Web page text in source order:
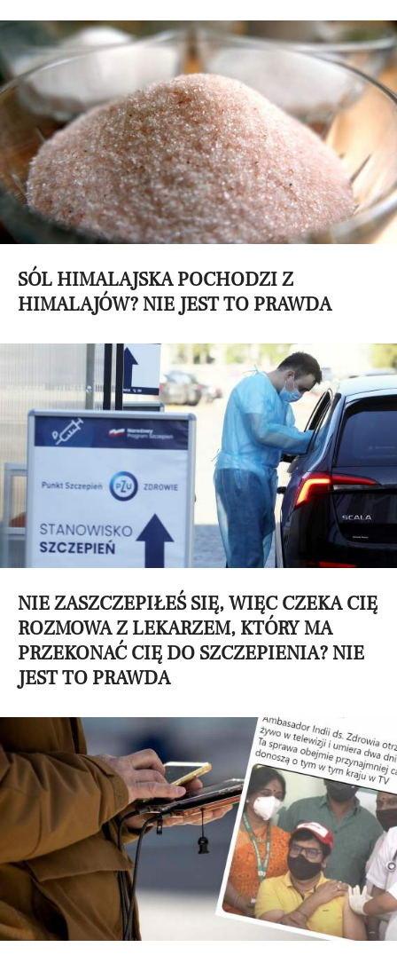
SÓL HIMALAJSKA POCHODZI Z
HIMALAJÓW? NIE JEST TO PRAWDA
NIE ZASZCZEPIŁEŚ SIĘ, WIĘC CZEKA CIĘ
ROZMOWA Z LEKARZEM, KTÓRY MA
PRZEKONAĆ CIĘ DO SZCZEPIENIA? NIE
JEST TO PRAWDA